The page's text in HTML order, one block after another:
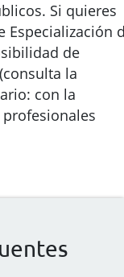
Si quieres
Especialización
de
la
con la